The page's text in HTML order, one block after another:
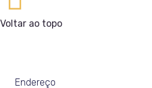
Voltar ao topo
Endereço